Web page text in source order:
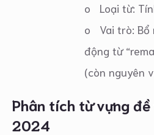
o Loại từ:
o Vai trò: Bổ
động từ
(còn nguyên
Phân tích từ vựng
2024